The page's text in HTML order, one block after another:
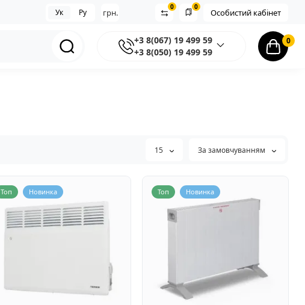
Особистий кабінет
0
0
грн.
Ук Ру
+3 8(067) 19 499 59
+3 8(050) 19 499 59
0
15 За замовчуванням
Топ Новинка Топ Новинка